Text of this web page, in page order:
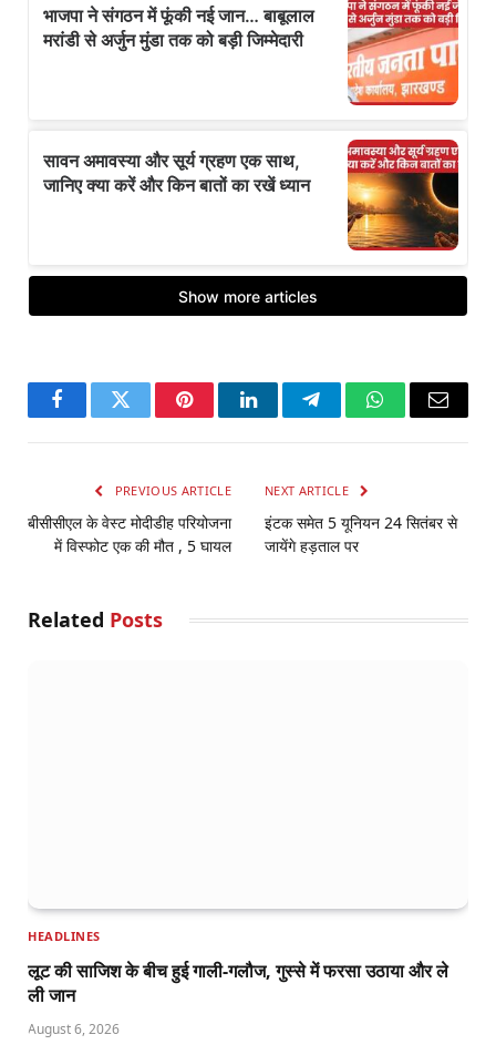
FacebookTwitter PinterestLinkedInTelegramWhatsApp
Email
PREVIOUS ARTICLE
बीसीसीएल के वेस्ट मोदीडीह परियोजना
में विस्फोट एक की मौत , 5 घायल
NEXT ARTICLE
इंटक समेत 5 यूनियन 24 सितंबर से
जायेंगे हड़ताल पर
Related Posts
HEADLINES
लूट की साजिश के बीच हुई गाली-गलौज, गुस्से में फरसा उठाया और ले
ली जान
August 6, 2026